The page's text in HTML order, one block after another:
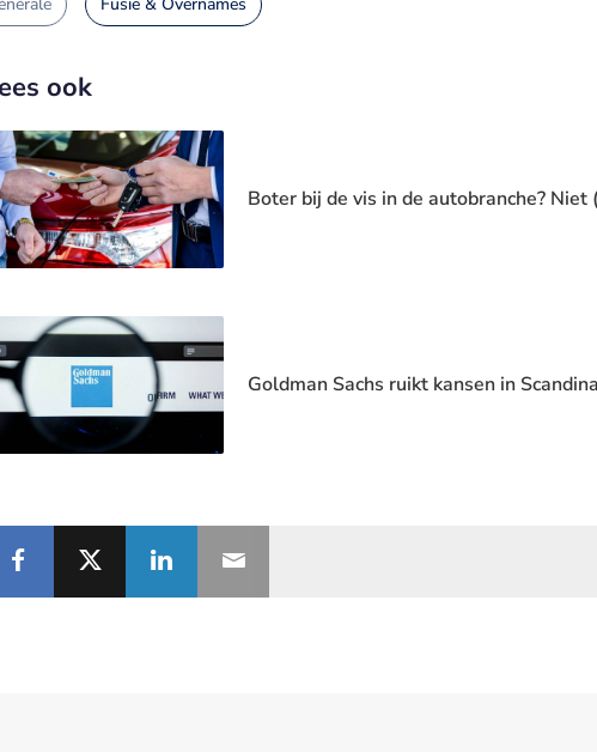
ook
Boter bij de vis in de autobranche?
Goldman Sachs ruikt kansen in